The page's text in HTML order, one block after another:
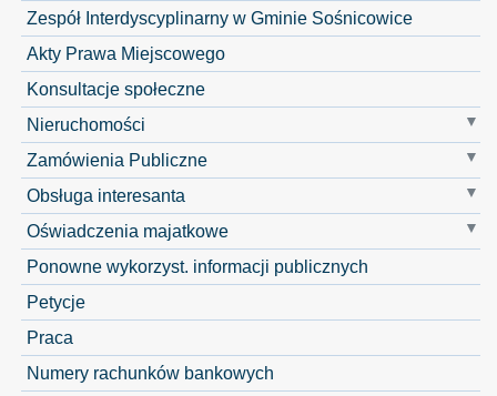
Zespół Interdyscyplinarny w Gminie Sośnicowice
Akty Prawa Miejscowego
Konsultacje społeczne
Nieruchomości
Zamówienia Publiczne
Obsługa interesanta
Oświadczenia majatkowe
Ponowne wykorzyst. informacji publicznych
Petycje
Praca
Numery rachunków bankowych